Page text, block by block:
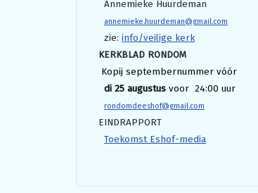
Annemieke Huurdeman
annemieke.huurdeman@gmail.com
zie: info/veilige kerk
KERKBLAD RONDOM
Kopij septembernummer vóór
di 25 augustus voor 24:00 uur
rondomdeeshof@gmail.com
EINDRAPPORT
Toekomst Eshof-media